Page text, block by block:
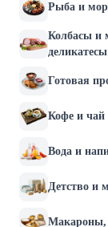
Рыба и
Колбасы и
деликатесы
Готовая
Кофе и чай
Вода и
Детство и
Макароны,